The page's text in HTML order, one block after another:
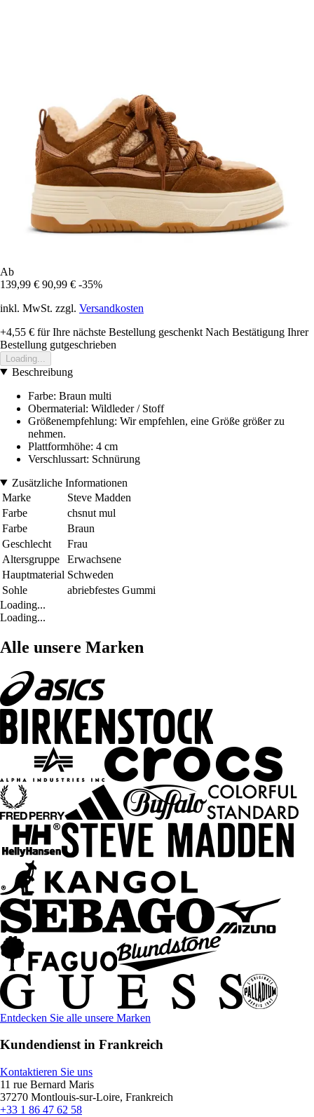
Ab
139,99 € 90,99 € -35%
inkl. MwSt. zzgl. Versandkosten
+4,55 € für Ihre nächste Bestellung geschenkt Nach Bestätigung Ihrer
Bestellung gutgeschrieben
Loading...
Beschreibung
Farbe: Braun multi
Obermaterial: Wildleder / Stoff
Größenempfehlung: Wir empfehlen, eine Größe größer zu
nehmen.
Plattformhöhe: 4 cm
Verschlussart: Schnürung
Zusätzliche Informationen
Marke
Steve Madden
Farbe
chsnut mul
Farbe
Braun
Geschlecht
Frau
Altersgruppe
Erwachsene
Hauptmaterial Schweden
Sohle
abriebfestes Gummi
Loading...
Loading...
Alle unsere Marken
Entdecken Sie alle unsere Marken
Kundendienst in Frankreich
Kontaktieren Sie uns
11 rue Bernard Maris
37270 Montlouis-sur-Loire, Frankreich
+33 1 86 47 62 58